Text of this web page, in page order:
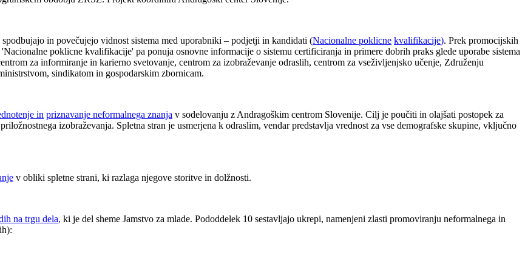
in povečujejo vidnost sistema med uporabniki – podjetji in kandidati (Nacionalne poklicne kvalifikacije). Prek promocijskih
poklicne kvalifikacije' pa ponuja osnovne informacije o sistemu certificiranja in primere dobrih praks glede uporabe sistema
za informiranje in karierno svetovanje, centrom za izobraževanje odraslih, centrom za vseživljenjsko učenje, Združenju
sindikatom in gospodarskim zbornicam.
in priznavanje neformalnega znanja v sodelovanju z Andragoškim centrom Slovenije. Cilj je poučiti in olajšati postopek za
izobraževanja. Spletna stran je usmerjena k odraslim, vendar predstavlja vrednost za vse demografske skupine, vključno
v obliki spletne strani, ki razlaga njegove storitve in dolžnosti.
na trgu dela, ki je del sheme Jamstvo za mlade. Pododdelek 10 sestavljajo ukrepi, namenjeni zlasti promoviranju neformalnega in